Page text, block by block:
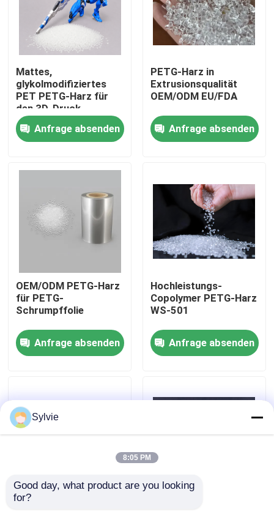
Produkte
Fabrik-Ausflug
Qualitätskontrolle
Treten Sie mit uns in Verbindung
Nachrichten
Fälle
Mattes,
glykolmodifiziertes
PET PETG-Harz für
den 3D-Druck
Anfrage absenden
PETG-Harz in
Extrusionsqualität
OEM/ODM EU/FDA
Anfrage absenden
OEM/ODM PETG-Harz
für PETG-
Schrumpffolie
Anfrage absenden
Hochleistungs-
Copolymer PETG-Harz
WS-501
Anfrage absenden
WS-501 PETG-Harz-
Sylvie
8:05 PM
Good day, what product are you looking
for?